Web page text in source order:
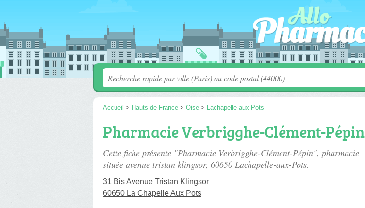
Accueil > Hauts-de-France > Oise > Lachapelle-aux-Pots
Pharmacie Verbrigghe-Clément-Pépin
Cette fiche présente "Pharmacie Verbrigghe-Clément-Pépin", pharmacie
située avenue tristan klingsor, 60650 Lachapelle-aux-Pots.
31 Bis Avenue Tristan Klingsor
60650 La Chapelle Aux Pots